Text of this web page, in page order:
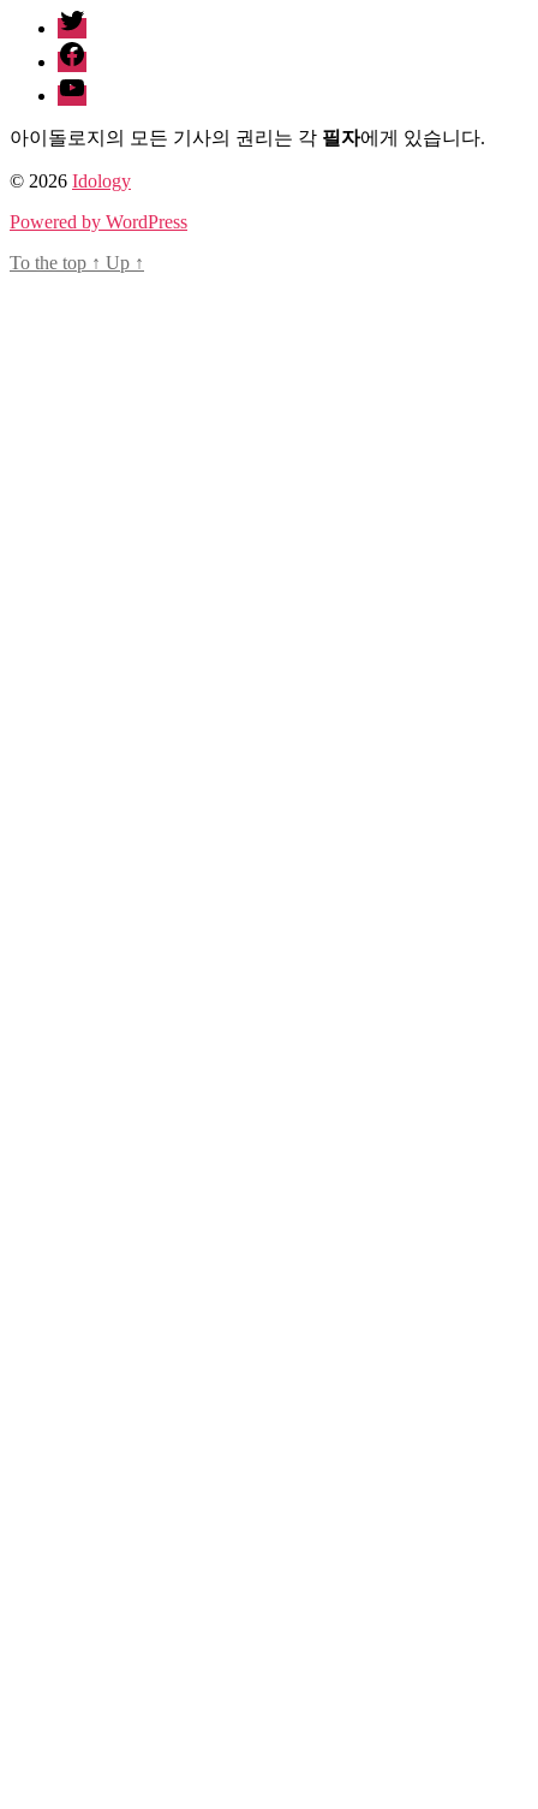
twitter
facebook
Youtube
아이돌로지의 모든 기사의 권리는 각 필자에게 있습니다.
© 2026 Idology
Powered by WordPress
To the top ↑ Up ↑